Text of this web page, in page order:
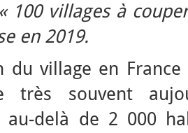
100 villages à
en 2019.
du village en
très souvent
au-delà de 2 000